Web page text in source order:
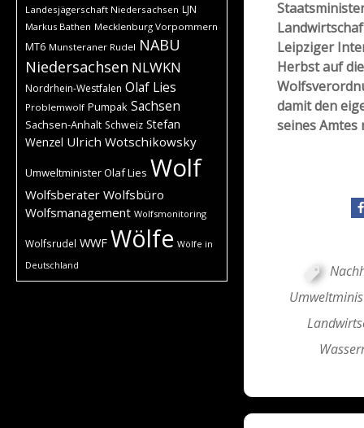
Landesjägerschaft Niedersachsen LJN
Markus Bathen Mecklenburg Vorpommern
MT6 Munsteraner Rudel NABU
Niedersachsen NLWKN
Nordrhein-Westfalen Olaf Lies
Problemwolf Pumpak Sachsen
Sachsen-Anhalt Schweiz Stefan
Wenzel Ulrich Wotschikowsky
Umweltminister Olaf Lies Wolf
Wolfsberater Wolfsbüro
Wolfsmanagement Wolfsmonitoring
Wolfsrudel WWF Wölfe Wölfe in
Deutschland
Leipziger
Herbst auf
damit den
seines Amtes